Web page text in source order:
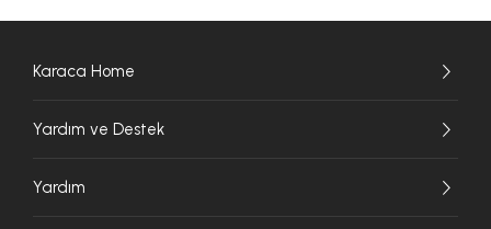
Karaca Home
Yardım ve Destek
Yardım